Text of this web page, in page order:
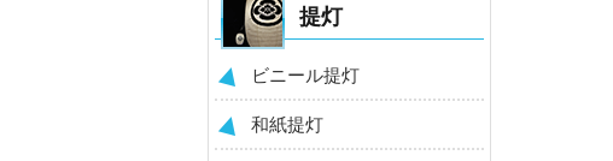
提灯
ビニール提灯
和紙提灯